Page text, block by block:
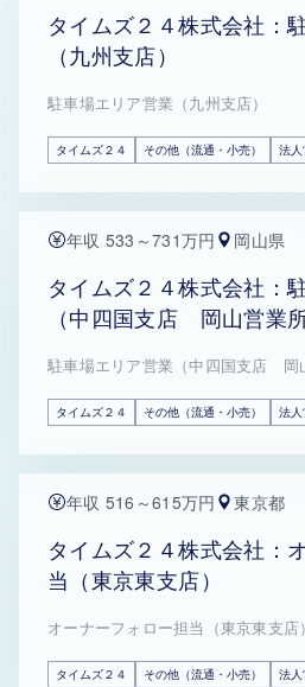
タイムズ２４株式会社：
（九州支店）
駐車場エリア営業（九州支店）
タイムズ２４ その他（流通・小売） 法
年収 533～731万円 岡山県
タイムズ２４株式会社：
（中四国支店 岡山営業所
駐車場エリア営業（中四国支店 岡
タイムズ２４ その他（流通・小売） 法
年収 516～615万円 東京都
タイムズ２４株式会社：
当（東京東支店）
オーナーフォロー担当（東京東支店）
タイムズ２４ その他（流通・小売） 法